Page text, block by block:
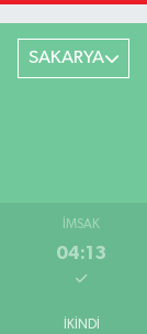
SAKARYA
İMSAK
04:13
İKINDI